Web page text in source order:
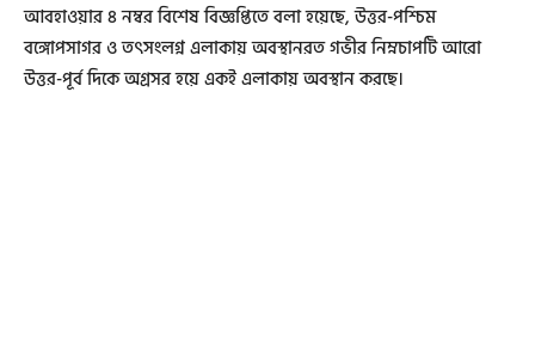
আবহাওয়ার ৪ নম্বর বিশেষ বিজ্ঞপ্তিতে বলা হয়েছে, উত্তর-পশ্চিম
বঙ্গোপসাগর ও তৎসংলগ্ন এলাকায় অবস্থানরত গভীর নিম্নচাপটি আরো
উত্তর-পূর্ব দিকে অগ্রসর হয়ে একই এলাকায় অবস্থান করছে।